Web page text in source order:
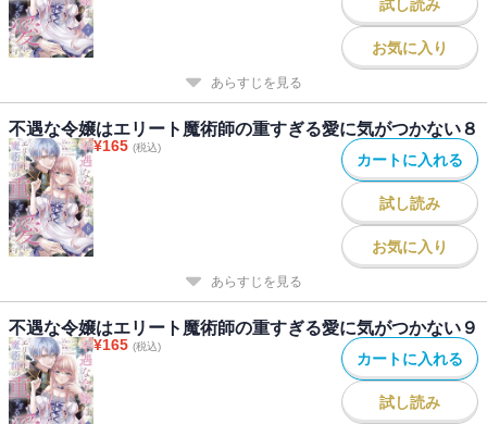
試し読み
お気に入り
あらすじを見る
不遇な令嬢はエリート魔術師の重すぎる愛に気がつかない８
¥165 (税込)
カートに入れる
試し読み
お気に入り
あらすじを見る
不遇な令嬢はエリート魔術師の重すぎる愛に気がつかない９
¥165 (税込)
カートに入れる
試し読み